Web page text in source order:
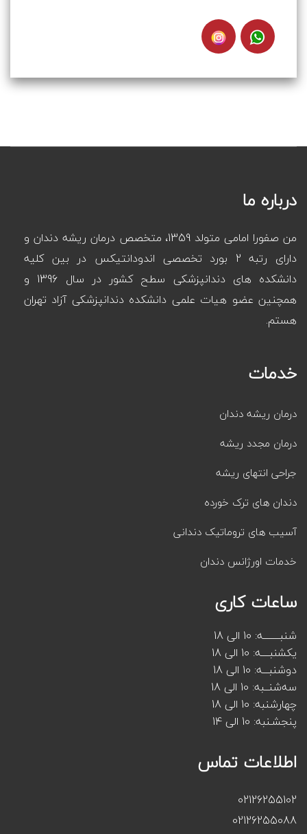
درباره ما
من صفورا امامی متولد 1359، متخصص درمان ریشه دندان و
دارای رتبه 2 بورد تخصصی اندودانتیکس در بین کلیه
دانشکده های دندانپزشکی سطح کشور در سال 1396 و
همچنین عضو هیات علمی دانشکده دندانپزشکی آزاد تهران
هستم.
خدمات
درمان ریشه دندان
درمان مجدد ریشه
جراحی انتهای ریشه
دندان های ترک خورده
آسیب های تروماتیک دندانی
خدمات اورژانس دندان
ساعات کاری
شنبــــــــه: 10 الی 18
یکشنبــــه: 10 الی 18
دوشنبـــه: 10 الی 18
سه‌شنــبه: 10 الی 18
چهارشنبه: 10 الی 18
پنجشـنبه: 10 الی 14
اطلاعات تماس
02126255102
02126255088